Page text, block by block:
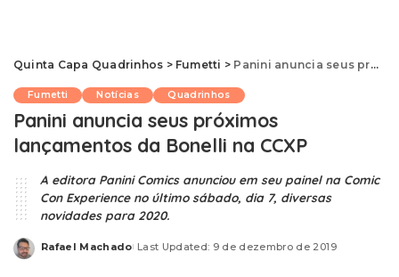
Quinta Capa Quadrinhos > Fumetti > Panini anuncia seus próximos lançamentos da Bonelli na CCXP
Fumetti Notícias Quadrinhos
Panini anuncia seus próximos
lançamentos da Bonelli na CCXP
A editora Panini Comics anunciou em seu painel na Comic
Con Experience no último sábado, dia 7, diversas
novidades para 2020.
Posted
Rafael Machado Last Updated: 9 de dezembro de 2019